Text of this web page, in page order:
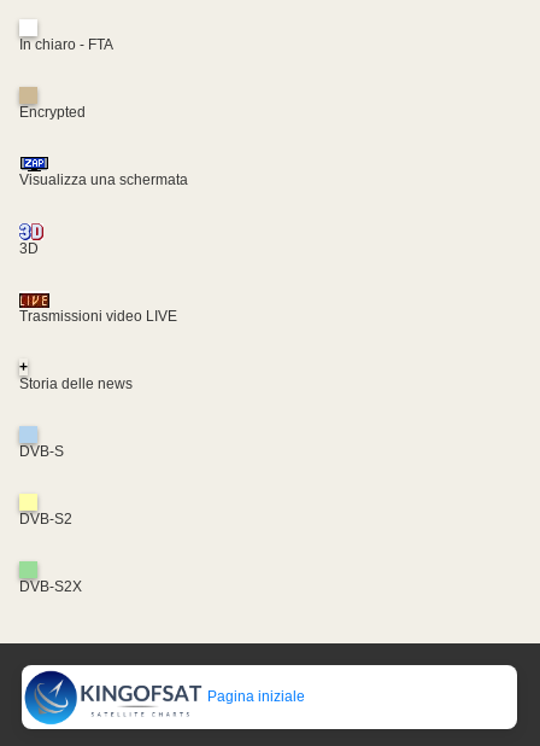
In chiaro - FTA
Encrypted
Visualizza una schermata
3D
Trasmissioni video LIVE
+
Storia delle news
DVB-S
DVB-S2
DVB-S2X
Pagina iniziale